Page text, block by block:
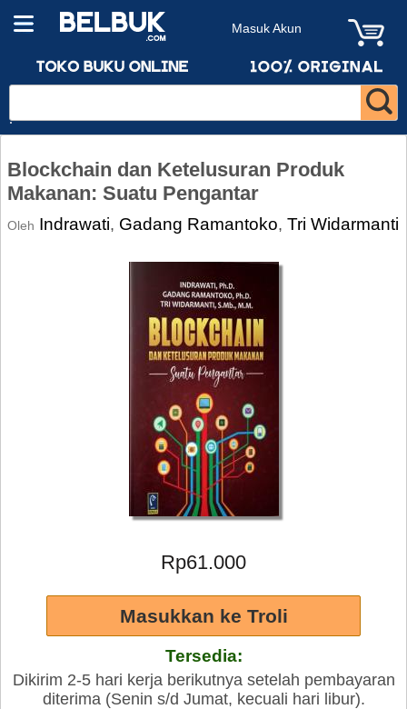
Masuk Akun
Blockchain dan Ketelusuran Produk
Makanan: Suatu Pengantar
Oleh Indrawati, Gadang Ramantoko, Tri Widarmanti
Rp61.000
Tersedia:
Dikirim 2-5 hari kerja berikutnya setelah pembayaran
diterima (Senin s/d Jumat, kecuali hari libur).